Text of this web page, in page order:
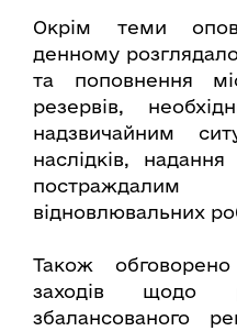
Окрім теми
денному
та поповнення
резервів,
надзвичайним
наслідків,
відновлювальних
Також
заходів щодо
збалансованого